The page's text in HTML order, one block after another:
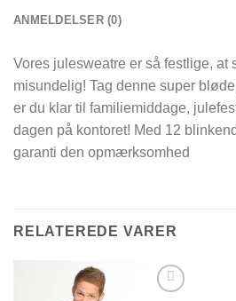
ANMELDELSER (0)
Vores julesweatre er så festlige, at
misundelig! Tag denne super
er du klar til familiemiddage,
dagen på kontoret! Med 12
garanti den opmærksomhed
RELATEREDE VARER